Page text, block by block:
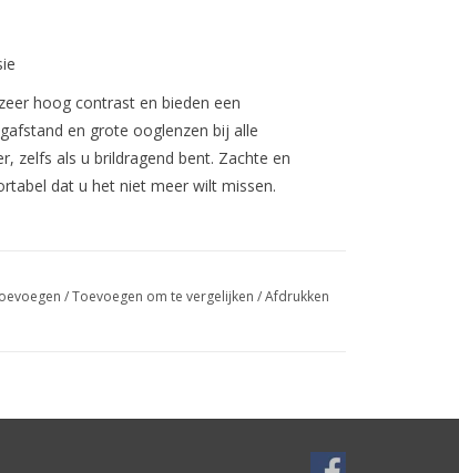
hoog contrast en bieden een
en grote ooglenzen bij alle
zelfs als u brildragend bent. Zachte en
dat u het niet meer wilt missen.
niveau ligen. Met een schijnbare
van groothoekoculairs.
/Toevoegen om te vergelijken /Afdrukken